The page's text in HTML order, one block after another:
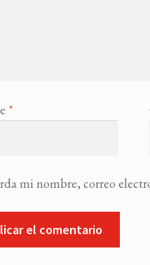
*
mi nombre, correo